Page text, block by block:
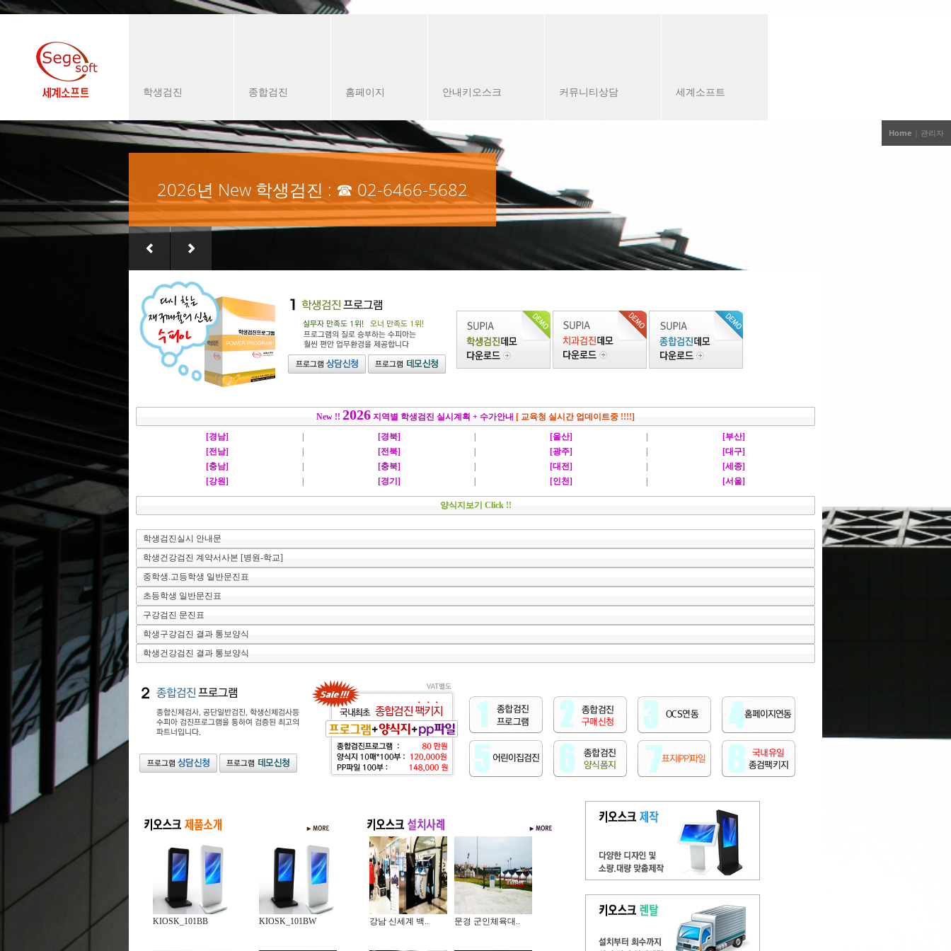
학생검진 종합검진 홈페이지 안내키오스크 커뮤니티상담 세계소프트
Home | 관리자
2026년 New 학생검진 : ☎ 02-6466-5682
New !! 2026 지역별 학생검진 실시계획 + 수가안내 [ 교육청 실시간 업데이트중 !!!!]
[경남]
[경북] [울산]
[부산]
[전남]
[전북] [광주]
[대구]
[충남]
[충북] [대전]
[세종]
[강원]
[경기] [인천] [서울]
양식지보기 Click !!
학생검진실시 안내문
학생건강검진 계약서사본 [병원-학교]
중학생.고등학생 일반문진표
초등학생 일반문진표
구강검진 문진표
학생구강검진 결과 통보양식
학생건강검진 결과 통보양식